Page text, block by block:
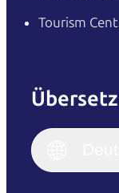
Tourism